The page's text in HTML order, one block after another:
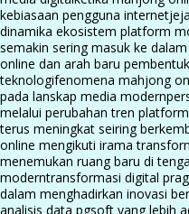
kebiasaan pengguna internet
dinamika ekosistem platform
semakin sering masuk ke
online dan arah baru
teknologifenomena mahjong
pada lanskap media modern
melalui perubahan tren platform
terus meningkat seiring
online mengikuti irama
menemukan ruang baru di
moderntransformasi digital
dalam menghadirkan inovasi
analisis data pgsoft yang lebih